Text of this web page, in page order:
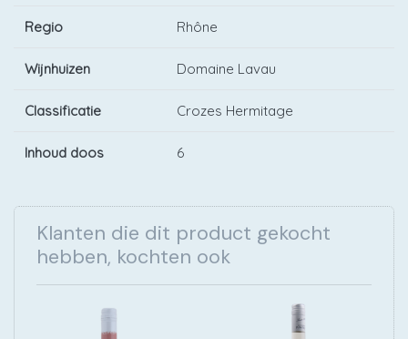
Regio Rhône
Wijnhuizen Domaine Lavau
Classificatie Crozes Hermitage
Inhoud doos 6
Klanten die dit product gekocht
hebben, kochten ook